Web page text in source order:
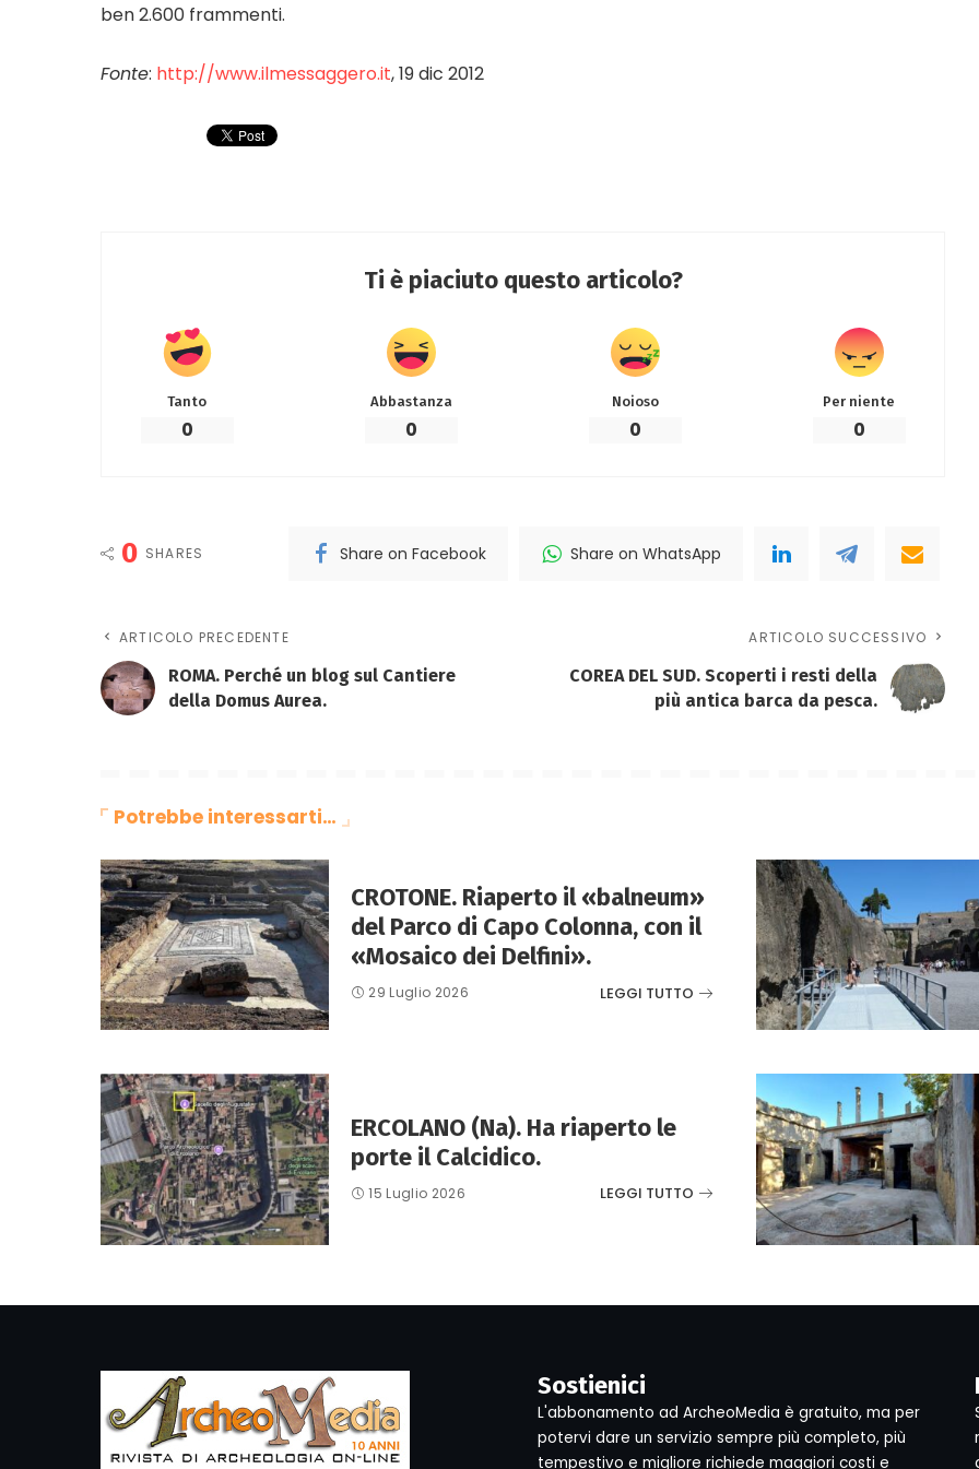
ben 2.600 frammenti.
Fonte: http://www.ilmessaggero.it, 19 dic 2012
Ti è piaciuto questo articolo?
Tanto
0
Abbastanza
0
Noioso
0
Per niente
0
0 SHARES Share on Facebook Share on WhatsApp
ARTICOLO PRECEDENTE
ROMA. Perché un blog sul Cantiere
della Domus Aurea.
ARTICOLO SUCCESSIVO
COREA DEL SUD. Scoperti i resti della
più antica barca da pesca.
Potrebbe interessarti…
CROTONE. Riaperto il «balneum»
del Parco di Capo Colonna, con il
«Mosaico dei Delfini».
29 Luglio 2026 LEGGI TUTTO
ERCOLANO (Na). Ha riaperto le
porte il Calcidico.
15 Luglio 2026 LEGGI TUTTO
Sostienici
L'abbonamento ad ArcheoMedia è gratuito, ma per
potervi dare un servizio sempre più completo, più
tempestivo e migliore richiede maggiori costi e